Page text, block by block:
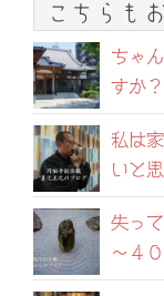
こちらも
ちゃ
すか？
私は
いと
失っ
～４